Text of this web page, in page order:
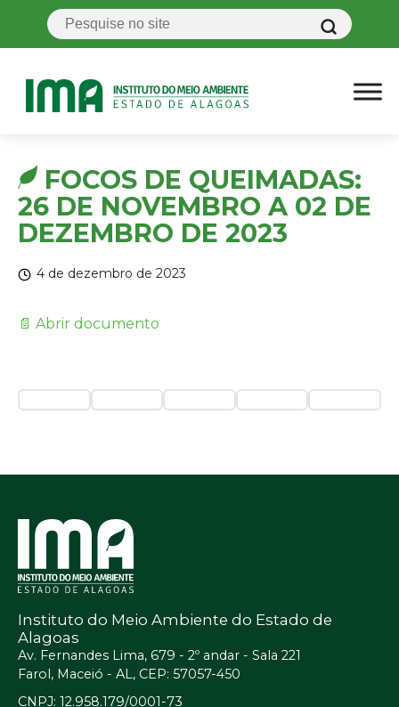
FOCOS DE QUEIMADAS:
26 DE NOVEMBRO A 02 DE
DEZEMBRO DE 2023
4 de dezembro de 2023
📄 Abrir documento
Instituto do Meio Ambiente do Estado de
Alagoas
Av. Fernandes Lima, 679 - 2º andar - Sala 221
Farol, Maceió - AL, CEP: 57057-450
CNPJ: 12.958.179/0001-73